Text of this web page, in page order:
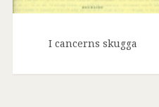
I cancerns skugga